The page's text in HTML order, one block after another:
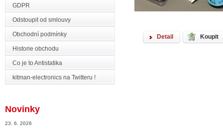
GDPR
Odstoupit od smlouvy
Obchodní podmínky
Historie obchodu
Co je to Antistatika
kitman-electronics na Twitteru !
Novinky
23. 6. 2026
Detail Koupit